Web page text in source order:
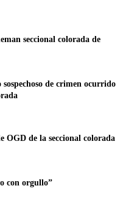
seccional colorada de
de crimen ocurrido
OGD de la seccional colorada
con orgullo”